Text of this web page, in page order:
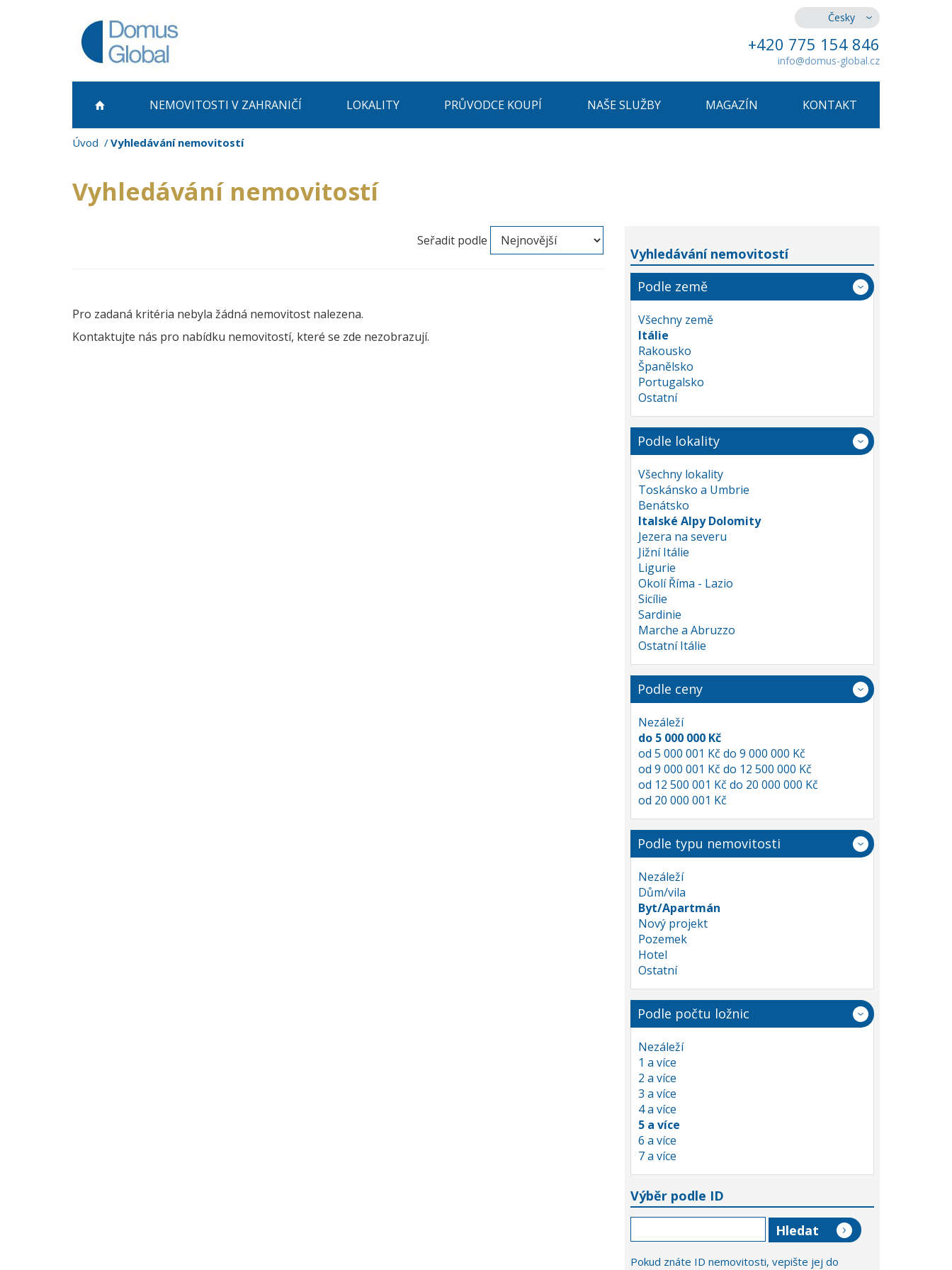
Česky
+420 775 154 846
info@domus-global.cz
NEMOVITOSTI V ZAHRANIČÍ LOKALITY PRŮVODCE KOUPÍ NAŠE SLUŽBY MAGAZÍN KONTAKT
Úvod Vyhledávání nemovitostí
Vyhledávání nemovitostí
Seřadit podle
Pro zadaná kritéria nebyla žádná nemovitost nalezena.
Kontaktujte nás pro nabídku nemovitostí, které se zde nezobrazují.
Vyhledávání nemovitostí
Podle země
Všechny země
Itálie
Rakousko
Španělsko
Portugalsko
Ostatní
Podle lokality
Všechny lokality
Toskánsko a Umbrie
Benátsko
Italské Alpy Dolomity
Jezera na severu
Jižní Itálie
Ligurie
Okolí Říma - Lazio
Sicílie
Sardinie
Marche a Abruzzo
Ostatní Itálie
Podle ceny
Nezáleží
do 5 000 000 Kč
od 5 000 001 Kč do 9 000 000 Kč
od 9 000 001 Kč do 12 500 000 Kč
od 12 500 001 Kč do 20 000 000 Kč
od 20 000 001 Kč
Podle typu nemovitosti
Nezáleží
Dům/vila
Byt/Apartmán
Nový projekt
Pozemek
Hotel
Ostatní
Podle počtu ložnic
Nezáleží
1 a více
2 a více
3 a více
4 a více
5 a více
6 a více
7 a více
Výběr podle ID
Pokud znáte ID nemovitosti, vepište jej do